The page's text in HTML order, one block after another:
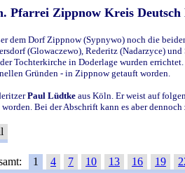
Pfarrei Zippnow Kreis
dem Dorf Zippnow (Sypnywo) noch die
(Glowaczewo), Rederitz (Nadarzyce)
Tochterkirche in Doderlage wurden
Gründen - in Zippnow getauft worden.
Paul Lüdtke aus Köln. Er weist auf
Bei der Abschrift kann es aber
1 4 7 10 13 16 19